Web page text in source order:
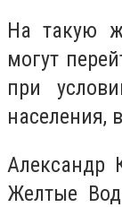
На такую
могут
при
населения,
Александр
Желтые